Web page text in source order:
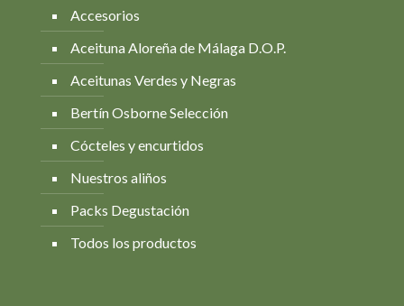
Accesorios
Aceituna Aloreña de Málaga D.O.P.
Aceitunas Verdes y Negras
Bertín Osborne Selección
Cócteles y encurtidos
Nuestros aliños
Packs Degustación
Todos los productos